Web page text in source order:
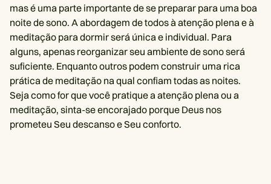
mas é uma parte importante de se preparar para uma boa
noite de sono. A abordagem de todos à atenção plena e à
meditação para dormir será única e individual. Para
alguns, apenas reorganizar seu ambiente de sono será
suficiente. Enquanto outros podem construir uma rica
prática de meditação na qual confiam todas as noites.
Seja como for que você pratique a atenção plena ou a
meditação, sinta-se encorajado porque Deus nos
prometeu Seu descanso e Seu conforto.